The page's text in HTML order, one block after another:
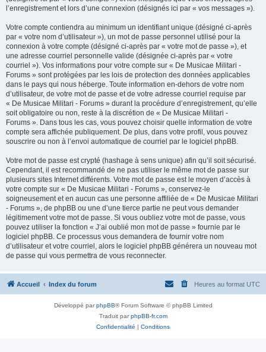
l’enregistrement et lors d’une connexion (désignés ici par « vos messages »).
Votre compte contiendra au minimum un identifiant unique (désigné ci-après
par « votre nom d’utilisateur »), un mot de passe personnel utilisé pour la
connexion à votre compte (désigné ci-après par « votre mot de passe »), et
une adresse courriel personnelle valide (désignée ci-après par « votre
courriel »). Vos informations pour votre compte sur « De Musicae Militari -
Forums » sont protégées par les lois de protection des données applicables
dans le pays qui nous héberge. Toute information en-dehors de votre nom
d’utilisateur, de votre mot de passe et de votre adresse courriel requise par
« De Musicae Militari - Forums » durant la procédure d’enregistrement, qu’elle
soit obligatoire ou non, reste à la discrétion de « De Musicae Militari -
Forums ». Dans tous les cas, vous pouvez choisir quelle information de votre
compte sera affichée publiquement. De plus, dans votre profil, vous pouvez
souscrire ou non à l’envoi automatique de courriel par le logiciel phpBB.
Votre mot de passe est crypté (hashage à sens unique) afin qu’il soit sécurisé.
Cependant, il est recommandé de ne pas utiliser le même mot de passe sur
plusieurs sites Internet différents. Votre mot de passe est le moyen d’accès à
votre compte sur « De Musicae Militari - Forums », conservez-le
soigneusement et en aucun cas une personne affiliée de « De Musicae Militari
- Forums », de phpBB ou une d’une tierce partie ne peut vous demander
légitimement votre mot de passe. Si vous oubliez votre mot de passe, vous
pouvez utiliser la fonction « J’ai oublié mon mot de passe » fournie par le
logiciel phpBB. Ce processus vous demandera de fournir votre nom
d’utilisateur et votre courriel, alors le logiciel phpBB générera un nouveau mot
de passe qui vous permettra de vous reconnecter.
Accueil Index du forum Heures au format UTC
Développé parphpBB® Forum Software © phpBB Limited
Traduit parphpBB-fr.com
Confidentialité | Conditions